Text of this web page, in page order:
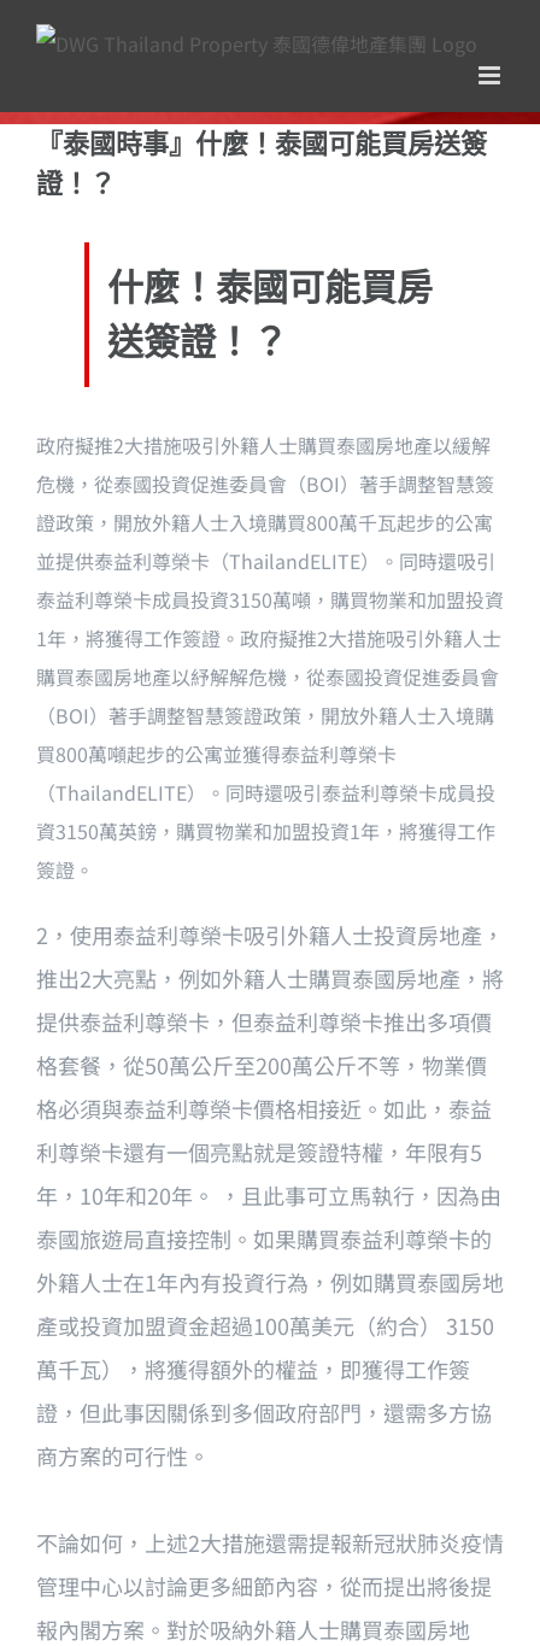
Skip
『泰國時事』什麼！泰國可能買房送簽
證！？
什麼！泰國可能買房
送簽證！？
政府擬推2大措施吸引外籍人士購買泰國房地產以緩解
危機，從泰國投資促進委員會（BOI）著手調整智慧簽
證政策，開放外籍人士入境購買800萬千瓦起步的公寓
並提供泰益利尊榮卡（ThailandELITE）。同時還吸引
泰益利尊榮卡成員投資3150萬噸，購買物業和加盟投資
1年，將獲得工作簽證。政府擬推2大措施吸引外籍人士
購買泰國房地產以紓解解危機，從泰國投資促進委員會
（BOI）著手調整智慧簽證政策，開放外籍人士入境購
買800萬噸起步的公寓並獲得泰益利尊榮卡
（ThailandELITE）。同時還吸引泰益利尊榮卡成員投
資3150萬英鎊，購買物業和加盟投資1年，將獲得工作
簽證。
2，使用泰益利尊榮卡吸引外籍人士投資房地產，
推出2大亮點，例如外籍人士購買泰國房地產，將
提供泰益利尊榮卡，但泰益利尊榮卡推出多項價
格套餐，從50萬公斤至200萬公斤不等，物業價
格必須與泰益利尊榮卡價格相接近。如此，泰益
利尊榮卡還有一個亮點就是簽證特權，年限有5
年，10年和20年。 ，且此事可立馬執行，因為由
泰國旅遊局直接控制。如果購買泰益利尊榮卡的
外籍人士在1年內有投資行為，例如購買泰國房地
產或投資加盟資金超過100萬美元（約合） 3150
萬千瓦），將獲得額外的權益，即獲得工作簽
證，但此事因關係到多個政府部門，還需多方協
商方案的可行性。
不論如何，上述2大措施還需提報新冠狀肺炎疫情
管理中心以討論更多細節內容，從而提出將後提
報內閣方案。對於吸納外籍人士購買泰國房地